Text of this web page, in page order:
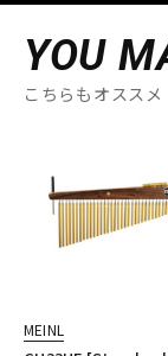
YOU
こちらもオススメ
MEINL